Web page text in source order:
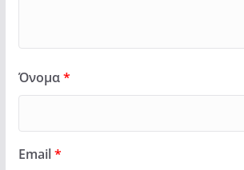
Όνομα*
Email*